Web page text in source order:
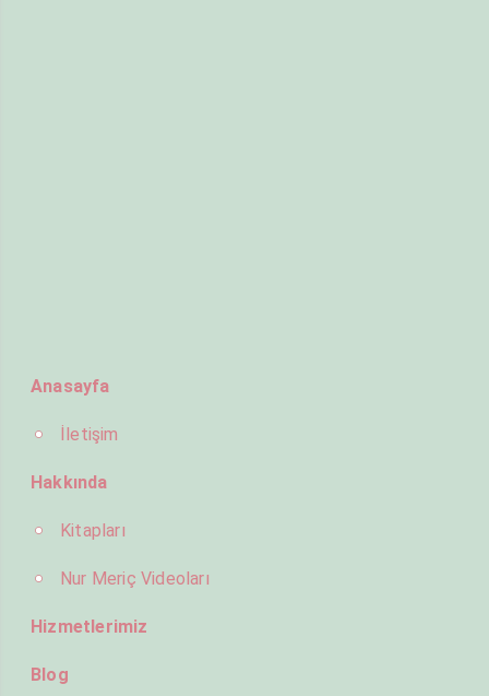
Anasayfa
İletişim
Hakkında
Kitapları
Nur Meriç Videoları
Hizmetlerimiz
Blog